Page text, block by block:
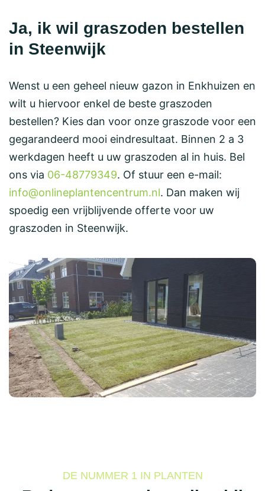
Ja, ik wil graszoden bestellen
in Steenwijk
Wenst u een geheel nieuw gazon in Enkhuizen en
wilt u hiervoor enkel de beste graszoden
bestellen? Kies dan voor onze graszode voor een
gegarandeerd mooi eindresultaat. Binnen 2 a 3
werkdagen heeft u uw graszoden al in huis. Bel
ons via 06-48779349. Of stuur een e-mail:
info@onlineplantencentrum.nl. Dan maken wij
spoedig een vrijblijvende offerte voor uw
graszoden in Steenwijk.
DE NUMMER 1 IN PLANTEN